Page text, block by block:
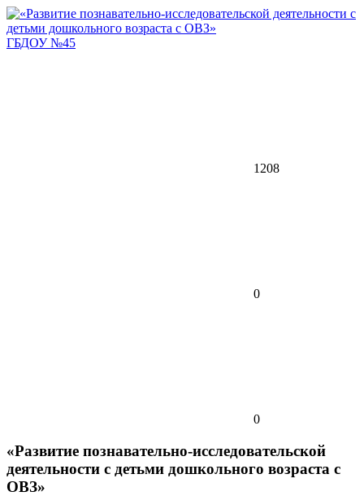
ГБДОУ №45
1208
0
0
«Развитие познавательно-исследовательской
деятельности с детьми дошкольного возраста с
ОВЗ»